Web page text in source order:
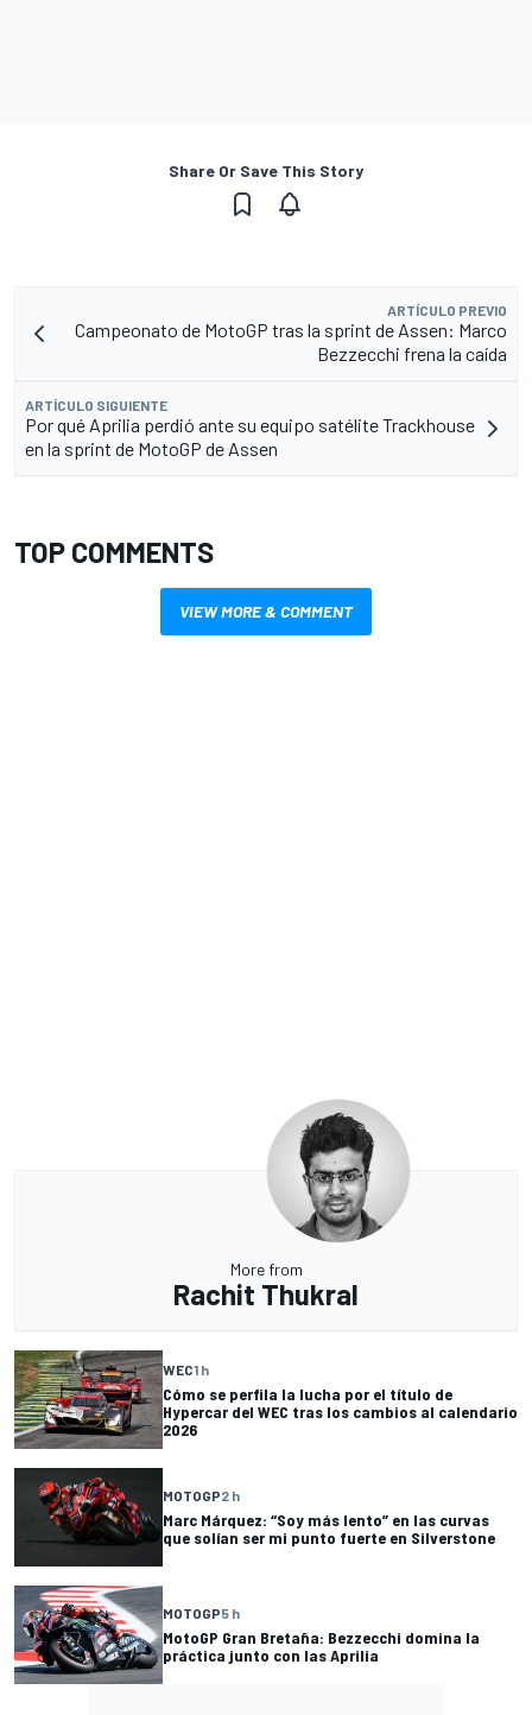
Share Or Save This Story
ARTÍCULO PREVIO
Campeonato de MotoGP tras la sprint de Assen: Marco
Bezzecchi frena la caída
ARTÍCULO SIGUIENTE
Por qué Aprilia perdió ante su equipo satélite Trackhouse
en la sprint de MotoGP de Assen
TOP COMMENTS
VIEW MORE & COMMENT
More from
Rachit Thukral
WEC1 h
Cómo se perfila la lucha por el título de
Hypercar del WEC tras los cambios al calendario
2026
MOTOGP2 h
Marc Márquez: “Soy más lento” en las curvas
que solían ser mi punto fuerte en Silverstone
MOTOGP5 h
MotoGP Gran Bretaña: Bezzecchi domina la
práctica junto con las Aprilia